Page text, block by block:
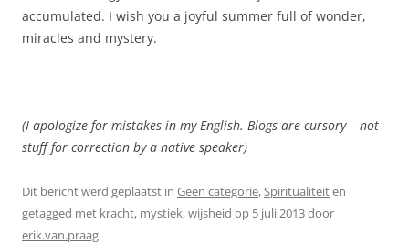
accumulated. I wish you a joyful summer full of wonder,
miracles and mystery.
(I apologize for mistakes in my English. Blogs are cursory – not
stuff for correction by a native speaker)
Dit bericht werd geplaatst in Geen categorie,Spiritualiteiten
getagged met kracht, mystiek,wijsheid op 5 juli 2013door
erik.van.praag.